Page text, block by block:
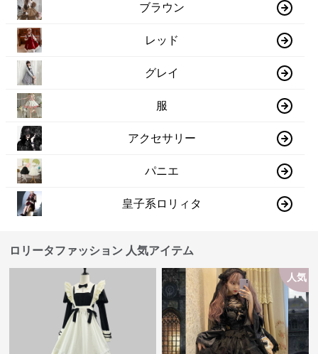
ブラウン
レッド
グレイ
服
アクセサリー
パニエ
皇子系ロリィタ
ロリータファッション 人気アイテム
人気